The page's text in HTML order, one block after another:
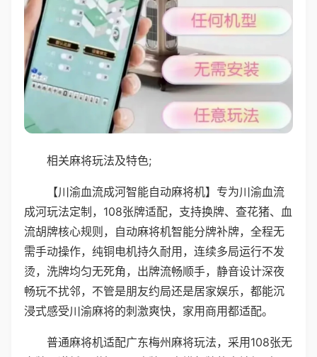
相关麻将玩法及特色;
【川渝血流成河智能自动麻将机】专为川渝血流
成河玩法定制，108张牌适配，支持换牌、查花猪、血
流胡牌核心规则，自动麻将机智能分牌补牌，全程无
需手动操作，纯铜电机持久耐用，连续多局运行不发
烫，洗牌均匀无死角，出牌流畅顺手，静音设计深夜
畅玩不扰邻，不管是朋友约局还是居家娱乐，都能沉
浸式感受川渝麻将的刺激爽快，家用商用都适配。
普通麻将机适配广东梅州麻将玩法，采用108张无